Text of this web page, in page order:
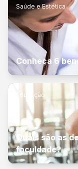
Saúde e Estética
Conheça 6
Educação
Quais são as
faculdade?